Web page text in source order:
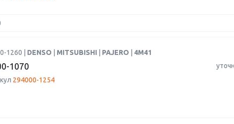
1260 | DENSO MITSUBISHI PAJERO 4M41
1070
294000-1254